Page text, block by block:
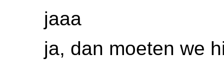
jaaa
ja, dan moeten we